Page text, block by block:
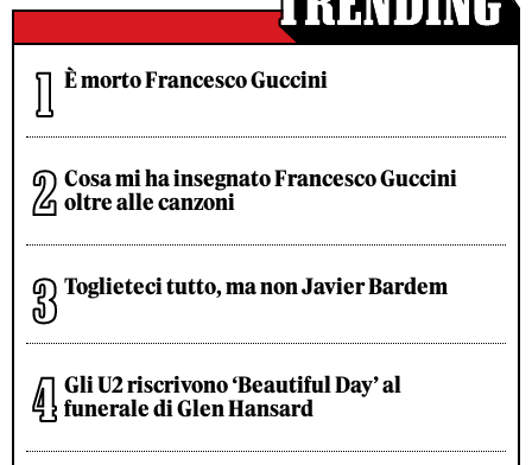
È morto Francesco Guccini
Cosa mi ha insegnato Francesco Guccini
oltre alle canzoni
Toglieteci tutto, ma non Javier Bardem
Gli U2 riscrivono ‘Beautiful Day’ al
funerale di Glen Hansard